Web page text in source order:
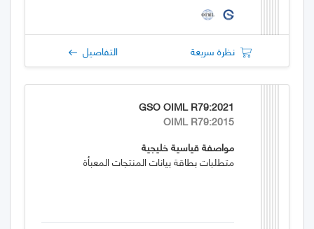
نظرة سريعة التفاصيل
GSO OIML R79:2021
OIML R79:2015
مواصفة قياسية خليجية
متطلبات بطاقة بيانات المنتجات المعبأة